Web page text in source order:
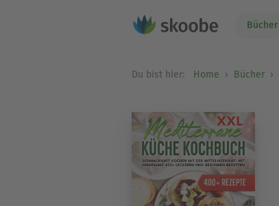
Bücher
Du bist hier: Home Bücher